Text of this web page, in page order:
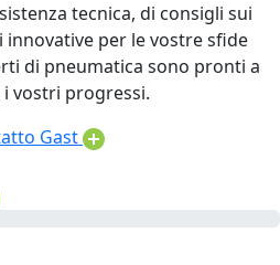
tecnica, di consigli sui
per le vostre sfide
di pneumatica sono pronti a
vostri progressi.
Gast